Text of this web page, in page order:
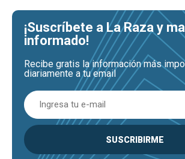
¡Suscríbete a La Raza y
informado!
Recibe gratis la información más
diariamente a tu email
SUSCRIBIRME